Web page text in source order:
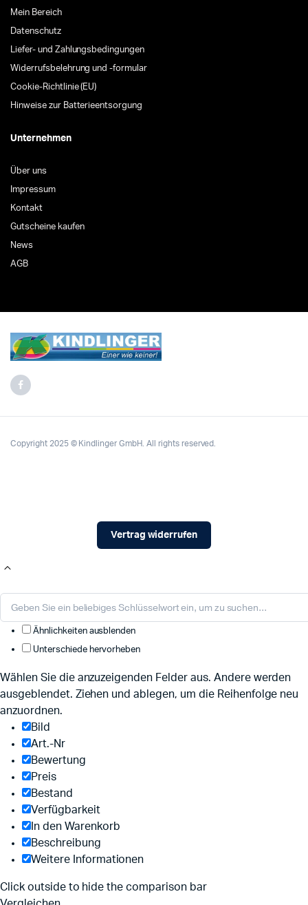
Mein Bereich
Datenschutz
Liefer- und Zahlungsbedingungen
Widerrufsbelehrung und -formular
Cookie-Richtlinie (EU)
Hinweise zur Batterieentsorgung
Unternehmen
Über uns
Impressum
Kontakt
Gutscheine kaufen
News
AGB
Copyright 2025 © Kindlinger GmbH. All rights reserved.
Vertrag widerrufen
Ähnlichkeiten ausblenden
Unterschiede hervorheben
Wählen Sie die anzuzeigenden Felder aus. Andere werden
ausgeblendet. Ziehen und ablegen, um die Reihenfolge neu
anzuordnen.
Bild
Art.-Nr
Bewertung
Preis
Bestand
Verfügbarkeit
In den Warenkorb
Beschreibung
Weitere Informationen
Click outside to hide the comparison bar